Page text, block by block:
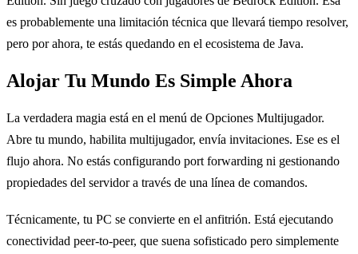
es probablemente una limitación técnica que llevará tiempo resolver,
pero por ahora, te estás quedando en el ecosistema de Java.
Alojar Tu Mundo Es Simple Ahora
La verdadera magia está en el menú de Opciones Multijugador.
Abre tu mundo, habilita multijugador, envía invitaciones. Ese es el
flujo ahora. No estás configurando port forwarding ni gestionando
propiedades del servidor a través de una línea de comandos.
Técnicamente, tu PC se convierte en el anfitrión. Está ejecutando
conectividad peer-to-peer, que suena sofisticado pero simplemente